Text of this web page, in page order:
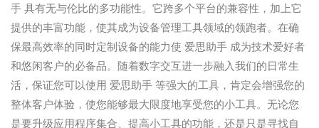
手 具有无与伦比的多功能性。它跨多个平台的兼容性，加上它
提供的丰富功能，使其成为设备管理工具领域的领跑者。在确
保最高效率的同时定制设备的能力使 爱思助手 成为技术爱好者
和悠闲客户的必备品。随着数字交互进一步融入我们的日常生
活，保证您可以使用 爱思助手 等强大的工具，肯定会增强您的
整体客户体验，使您能够最大限度地享受您的小工具。无论您
是要升级应用程序集合、提高小工具的功能，还是只是寻找自